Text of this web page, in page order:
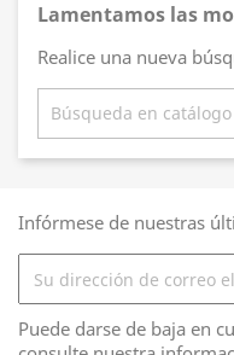
Lamentamos las
Realice una nueva
Infórmese de nuestras
Puede darse de baja en